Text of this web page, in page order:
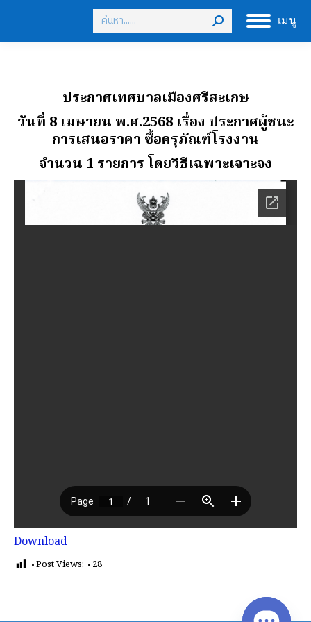
เมนู
Search:
ประกาศเทศบาลเมืองศรีสะเกษ
วันที่ 8 เมษายน พ.ศ.2568 เรื่อง ประกาศผู้ชนะ
การเสนอราคา ซื้อครุภัณฑ์โรงงาน
จํานวน 1 รายการ โดยวิธีเฉพาะเจาะจง
Download
Post Views: 28